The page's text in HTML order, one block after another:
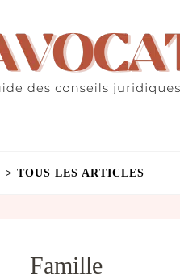
> TOUS LES ARTICLES
Famille